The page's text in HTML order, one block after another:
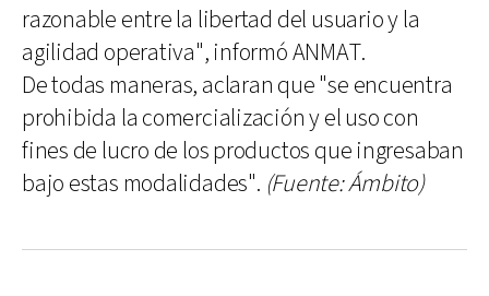
razonable entre la libertad del usuario y la
agilidad operativa", informó ANMAT.
De todas maneras, aclaran que "se encuentra
prohibida la comercialización y el uso con
fines de lucro de los productos que ingresaban
bajo estas modalidades". (Fuente: Ámbito)